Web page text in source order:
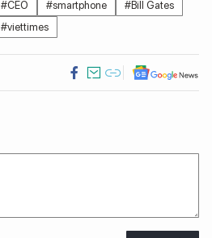
#CEO #smartphone
#Bill Gates
#viettimes